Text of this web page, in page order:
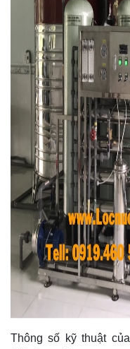
Thông số kỹ thuật của